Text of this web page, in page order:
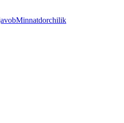
Minnatdorchilik